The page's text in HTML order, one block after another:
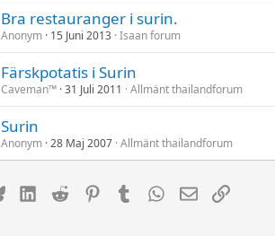
Bra restauranger i surin.
Anonym 15 Juni 2013 Isaan forum
Färskpotatis i Surin
Caveman™ 31 Juli 2011 Allmänt thailandforum
Surin
Anonym 28 Maj 2007 Allmänt thailandforum
BlueskyLinkedIn
Reddit PinterestTumblrWhatsApp
E-postLänk